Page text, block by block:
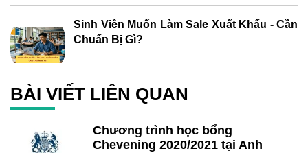
Sinh Viên Muốn Làm Sale Xuất Khẩu - Cần
Chuẩn Bị Gì?
BÀI VIẾT LIÊN QUAN
Chương trình học bổng
Chevening 2020/2021 tại Anh